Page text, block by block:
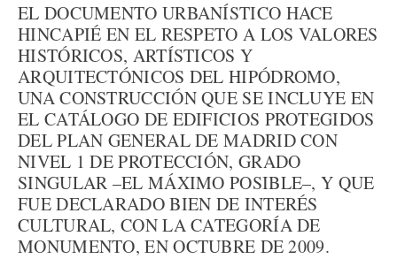
EL DOCUMENTO URBANÍSTICO HACE
HINCAPIÉ EN EL RESPETO A LOS VALORES
HISTÓRICOS, ARTÍSTICOS Y
ARQUITECTÓNICOS DEL HIPÓDROMO,
UNA CONSTRUCCIÓN QUE SE INCLUYE EN
EL CATÁLOGO DE EDIFICIOS PROTEGIDOS
DEL PLAN GENERAL DE MADRID CON
NIVEL 1 DE PROTECCIÓN, GRADO
SINGULAR –EL MÁXIMO POSIBLE–, Y QUE
FUE DECLARADO BIEN DE INTERÉS
CULTURAL, CON LA CATEGORÍA DE
MONUMENTO, EN OCTUBRE DE 2009.